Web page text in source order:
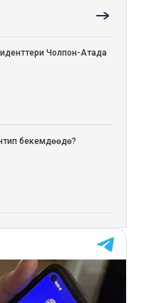
Чолпон-Атада
бекемдөөдө?